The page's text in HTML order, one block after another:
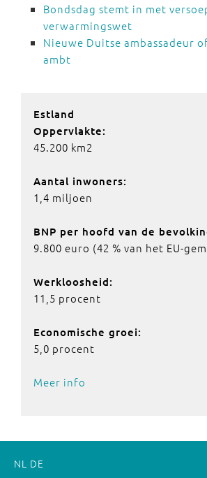
Bondsdag stemt in met
verwarmingswet
Nieuwe Duitse ambassadeur
ambt
Estland
Oppervlakte:
45.200 km2
Aantal inwoners:
1,4 miljoen
BNP per hoofd van de
9.800 euro (42 % van het EU-
Werkloosheid:
11,5 procent
Economische groei:
5,0 procent
Meer info
NL DE